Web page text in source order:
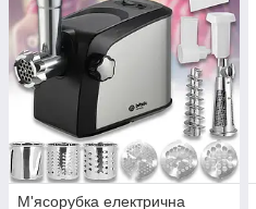
М'ясорубка електрична